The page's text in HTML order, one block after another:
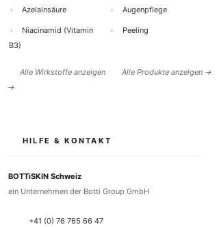
+ Azelainsäure + Augenpflege
+ Niacinamid (Vitamin
B3)
+ Peeling
Alle Produkte anzeigen →
Alle Wirkstoffe anzeigen
→
HILFE & KONTAKT
BOTTiSKIN Schweiz
ein Unternehmen der Botti Group GmbH
+41 (0) 76 765 66 47